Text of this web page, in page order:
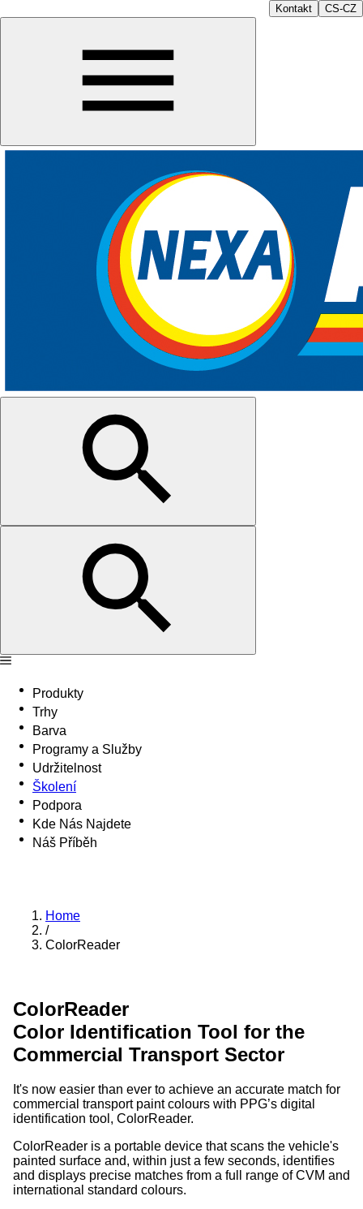
Kontakt CS-CZ
Produkty
Trhy
Barva
Programy a Služby
Udržitelnost
Školení
Podpora
Kde Nás Najdete
Náš Příběh
Home
/
ColorReader
ColorReader
Color Identification Tool for the
Commercial Transport Sector
It's now easier than ever to achieve an accurate match for
commercial transport paint colours with PPG’s digital
identification tool, ColorReader.
ColorReader is a portable device that scans the vehicle's
painted surface and, within just a few seconds, identifies
and displays precise matches from a full range of CVM and
international standard colours.